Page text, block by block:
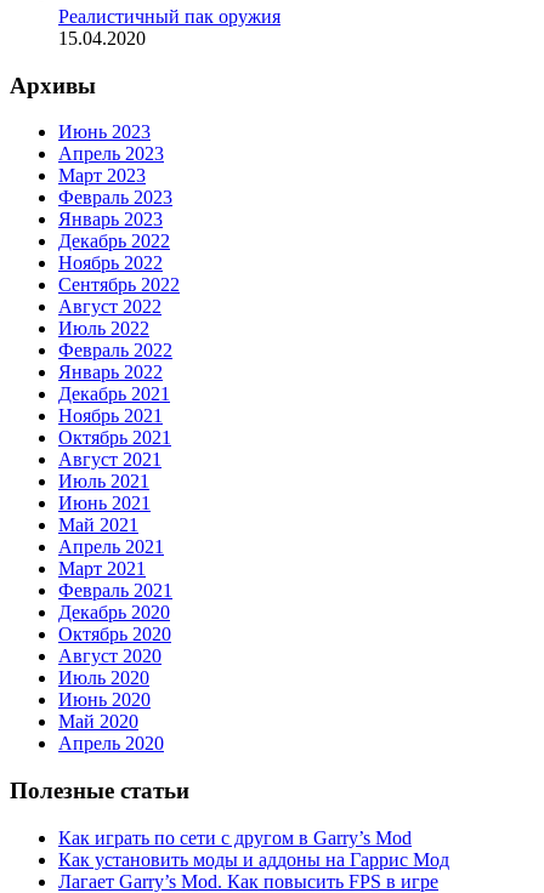
Реалистичный пак оружия
15.04.2020
Архивы
Июнь 2023
Апрель 2023
Март 2023
Февраль 2023
Январь 2023
Декабрь 2022
Ноябрь 2022
Сентябрь 2022
Август 2022
Июль 2022
Февраль 2022
Январь 2022
Декабрь 2021
Ноябрь 2021
Октябрь 2021
Август 2021
Июль 2021
Июнь 2021
Май 2021
Апрель 2021
Март 2021
Февраль 2021
Декабрь 2020
Октябрь 2020
Август 2020
Июль 2020
Июнь 2020
Май 2020
Апрель 2020
Полезные статьи
Как играть по сети с другом в Garry’s Mod
Как установить моды и аддоны на Гаррис Мод
Лагает Garry’s Mod. Как повысить FPS в игре